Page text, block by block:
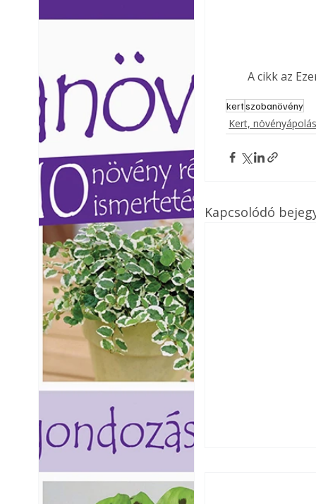
A cikk az
kertszobanövény
Kert, növényápolás
Kapcsolódó